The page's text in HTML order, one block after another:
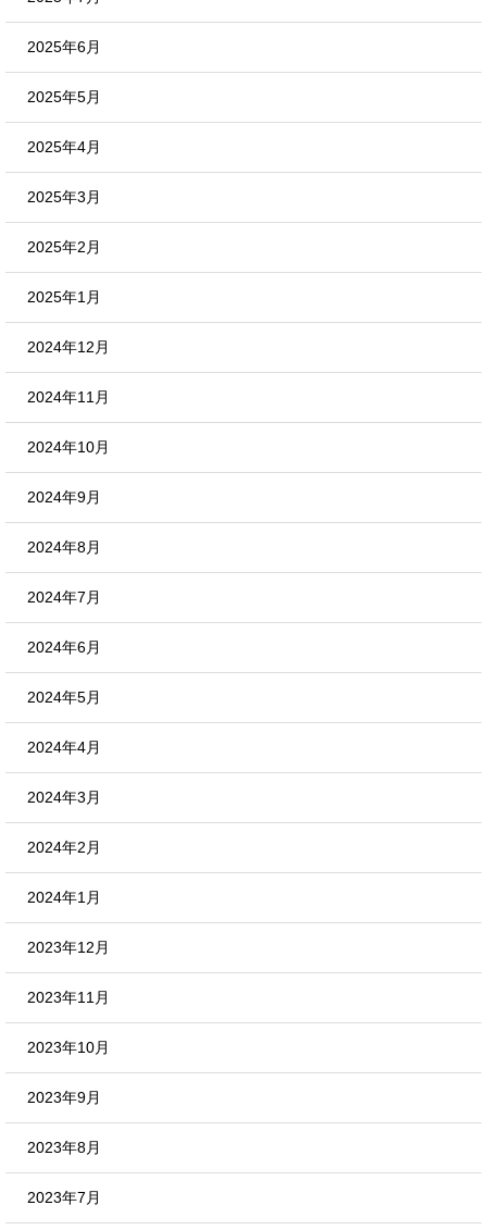
2025年6月
2025年5月
2025年4月
2025年3月
2025年2月
2025年1月
2024年12月
2024年11月
2024年10月
2024年9月
2024年8月
2024年7月
2024年6月
2024年5月
2024年4月
2024年3月
2024年2月
2024年1月
2023年12月
2023年11月
2023年10月
2023年9月
2023年8月
2023年7月